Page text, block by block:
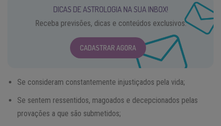
DICAS DE ASTROLOGIA NA SUA INBOX!
Receba previsões, dicas e conteúdos exclusivos.
CADASTRAR AGORA
Se consideram constantemente injustiçados pela vida;
Se sentem ressentidos, magoados e decepcionados pelas
provações a que são submetidos;